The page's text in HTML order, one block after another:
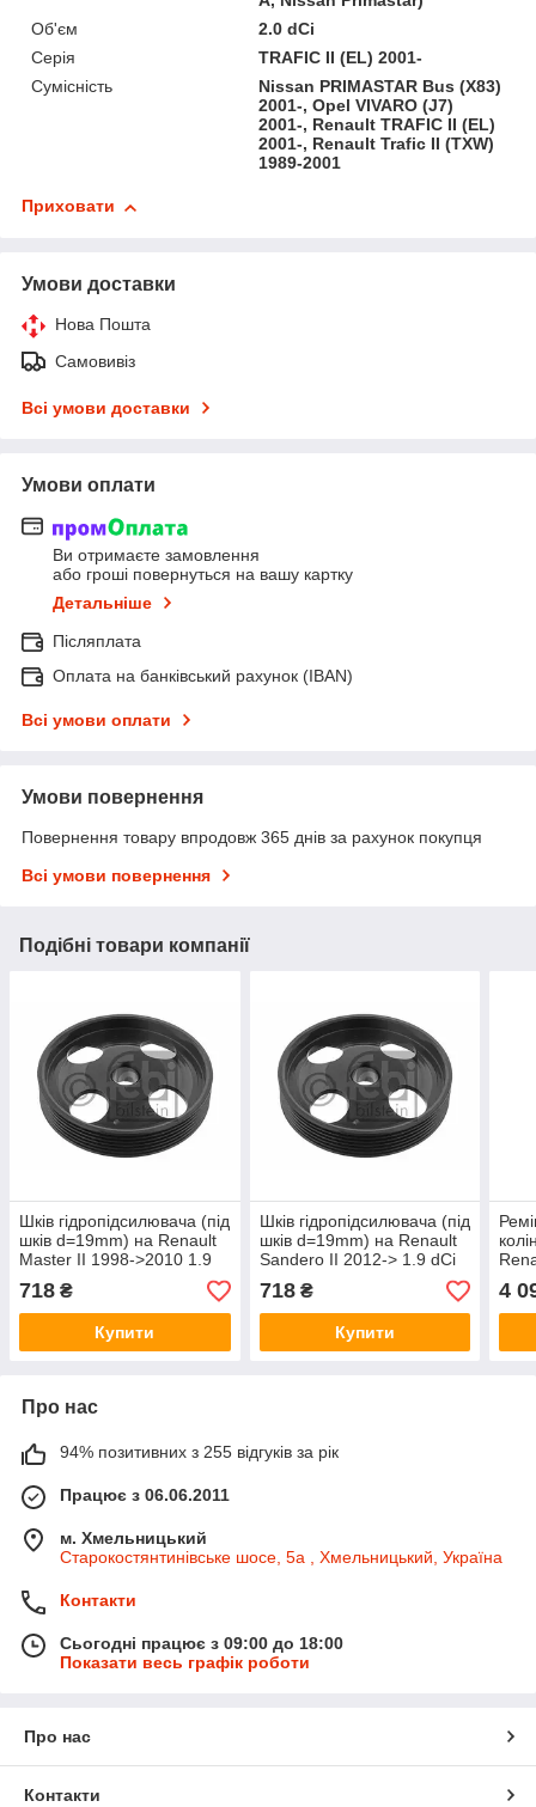
Об'єм
2.0 dCi
Серія
TRAFIC II (EL) 2001-
Сумісність
Nissan PRIMASTAR Bus (X83)
2001-, Opel VIVARO (J7)
2001-, Renault TRAFIC II (EL)
2001-, Renault Trafic II (TXW)
1989-2001
Приховати
Умови доставки
Нова Пошта
Самовивіз
Всі умови доставки
Умови оплати
Ви отримаєте замовлення
або гроші повернуться на вашу картку
Детальніше
Післяплата
Оплата на банківський рахунок (IBAN)
Всі умови оплати
Умови повернення
Повернення товару впродовж 365 днів за рахунок покупця
Всі умови повернення
Подібні товари компанії
Шків гідропідсилювача (під
шків d=19mm) на Renault
Master II 1998->2010 1.9
dCi — Febi - FE32151
718 ₴
Купити
Шків гідропідсилювача (під
шків d=19mm) на Renault
Sandero II 2012-> 1.9 dCi
— Febi - FE32151
718₴
Купити
4
Про нас
94% позитивних з 255 відгуків за рік
Працює з 06.06.2011
м. Хмельницький
Старокостянтинівське шосе, 5а , Хмельницький, Україна
Контакти
Сьогодні працює з 09:00 до 18:00
Показати весь графік роботи
Про нас
Контакти